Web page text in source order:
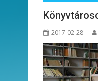
2017-02-28